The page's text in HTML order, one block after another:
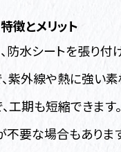
徴とメリット
防水シートを張り付
紫外線や熱に強い素
工期も短縮できます。
不要な場合もありま